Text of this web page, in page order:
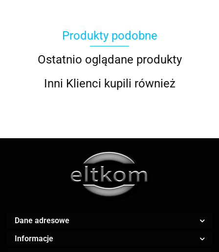
ACOOL TOY
AMAZFIT
Produkty podobne
Ostatnio oglądane produkty
Inni Klienci kupili również
Dane adresowe
Informacje